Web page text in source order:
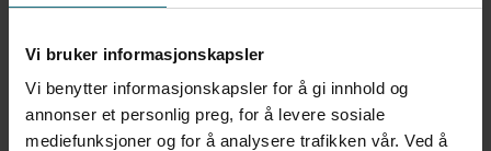
Vi bruker informasjonskapsler
Vi benytter informasjonskapsler for å gi innhold og
annonser et personlig preg, for å levere sosiale
mediefunksjoner og for å analysere trafikken vår. Ved å
Kliniske studier kommer ikke
til land bare fordi de er gode på
forskning